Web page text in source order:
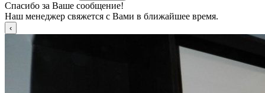
Спасибо за Ваше сообщение!
Наш менеджер свяжется с Вами в ближайшее время.